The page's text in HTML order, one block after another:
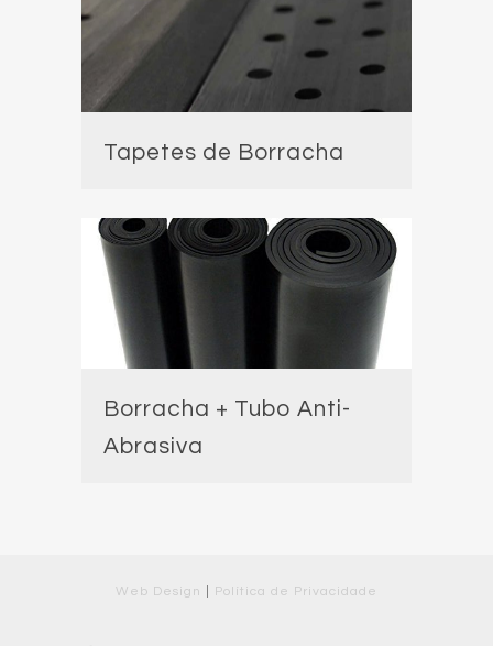
Tapetes de Borracha
Borracha + Tubo Anti-
Abrasiva
Web Design Política de Privacidade